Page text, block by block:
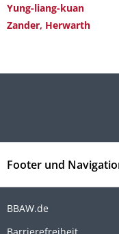
Yung-liang-kuan
Zander, Herwarth
Footer und
BBAW.de